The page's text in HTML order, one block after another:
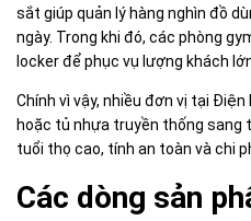
sắt giúp quản lý hàng nghìn đồ
ngày. Trong khi đó, các phòng
locker để phục vụ lượng khách
Chính vì vậy, nhiều đơn vị tại
hoặc tủ nhựa truyền thống sang
tuổi thọ cao, tính an toàn và chi
Các dòng sản